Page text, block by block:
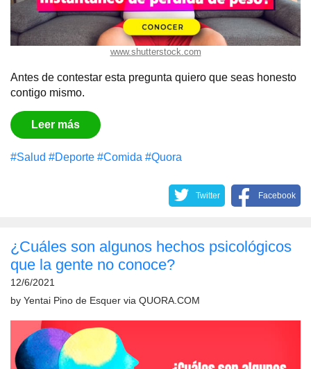
www.shutterstock.com
Antes de contestar esta pregunta quiero que seas honesto
contigo mismo.
Leer más
#Salud #Deporte #Comida #Quora
Twitter Facebook
¿Cuáles son algunos hechos psicológicos
que la gente no conoce?
12/6/2021
by Yentai Pino de Esquer via QUORA.COM